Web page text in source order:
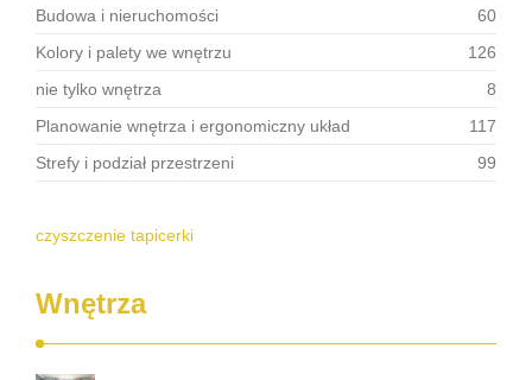
Budowa i nieruchomości
60
Kolory i palety we wnętrzu
126
nie tylko wnętrza
8
Planowanie wnętrza i ergonomiczny układ
117
Strefy i podział przestrzeni
99
czyszczenie tapicerki
Wnętrza